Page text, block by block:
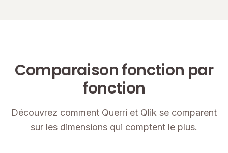
Comparaison fonction par
fonction
Découvrez comment Querri et Qlik se comparent
sur les dimensions qui comptent le plus.